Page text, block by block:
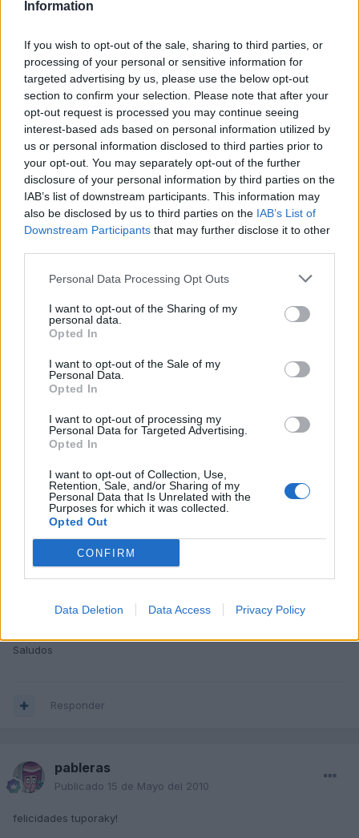
Information
If you wish to opt-out of the sale, sharing to third parties, or
processing of your personal or sensitive information for
targeted advertising by us, please use the below opt-out
section to confirm your selection. Please note that after your
opt-out request is processed you may continue seeing
interest-based ads based on personal information utilized by
us or personal information disclosed to third parties prior to
your opt-out. You may separately opt-out of the further
disclosure of your personal information by third parties on the
IAB’s list of downstream participants. This information may
also be disclosed by us to third parties on the IAB’s List of
Downstream Participants that may further disclose it to other
Personal Data Processing Opt Outs
I want to opt-out of the Sharing of my
personal data.
Opted In
I want to opt-out of the Sale of my
Personal Data.
Opted In
I want to opt-out of processing my
Personal Data for Targeted Advertising.
Opted In
I want to opt-out of Collection, Use,
Retention, Sale, and/or Sharing of my
Personal Data that Is Unrelated with the
Purposes for which it was collected.
Opted Out
CONFIRM
Data Deletion Data Access Privacy Policy
Que disfrutéis todos de tanta felicidad en este día, que lleguéis a
sentiros abrumados por ella; tanto para Vosotros como para
vuestra familia. Especialmente atuporaky.Robert , un fuerte
abrazo desde Galicia.
Responder
DavidRS
Publicado15 de Mayo del 2010
FELICIDADES A TODOS y especialmente a Blashford!!!
Saludos
Responder
pableras
Publicado 15 de Mayo del 2010
felicidades tuporaky!